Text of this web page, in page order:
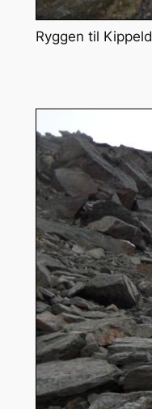
Ryggen til